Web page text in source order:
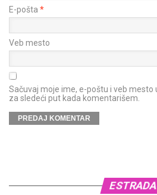
E-pošta *
Veb mesto
Sačuvaj moje ime, e-poštu i veb mesto
za sledeći put kada komentarišem.
ESTRADA